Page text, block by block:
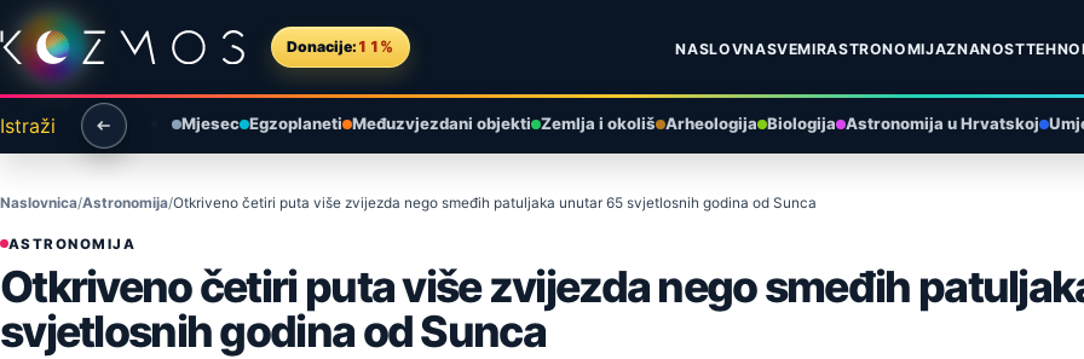
Preskoči na sadržaj
Donacije: 11% NASLOVNASVEMIRASTRONOMIJAZNANOST
Istraži Mjesec Egzoplaneti Međuzvjezdani objekti Zemlja i okoliš Arheologija Biologija Astronomija u Hrvatskoj
Naslovnica Astronomija Otkriveno četiri puta više zvijezda nego smeđih patuljaka unutar 65 svjetlosnih godina od Sunca
ASTRONOMIJA
Otkriveno četiri puta više zvijezda nego smeđih
svjetlosnih godina od Sunca